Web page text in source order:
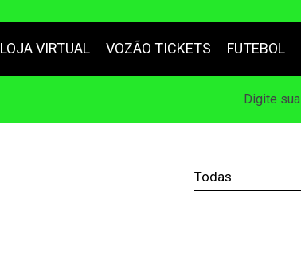
LOJA VIRTUAL VOZÃO TICKETS FUTEBOL